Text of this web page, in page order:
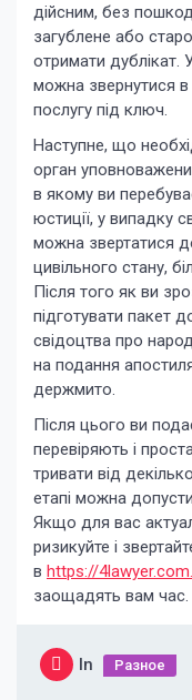
дійсним, без
загублене або
отримати дублікат.
можна звернутися
послугу під ключ.
Наступне, що
орган
в якому ви
юстиції, у випадку
можна звертатися
цивільного стану,
Після того як ви
підготувати пакет
свідоцтва про
на подання
держмито.
Після цього ви
перевіряють і
тривати від
етапі можна
Якщо для вас
ризикуйте і
в https://
заощадять вам час.
In Разное